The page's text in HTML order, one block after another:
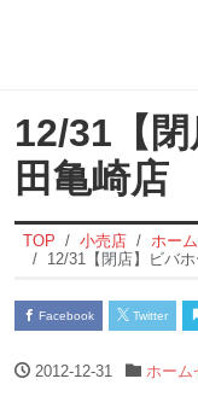
12/31【
田亀崎店
TOP 小売店
ホー
12/31【閉店】ビバ
Facebook Twitter
2012-12-31 ホーム